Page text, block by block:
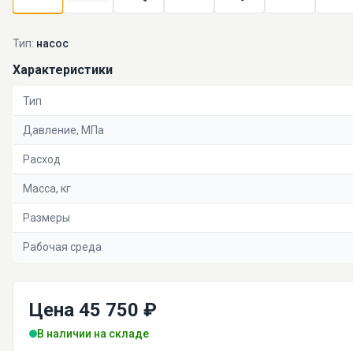
Тип: насос
Характеристики
Тип
Давление, МПа
Расход
Масса, кг
Размеры
Рабочая среда
Цена 45 750 ₽
В наличии на складе